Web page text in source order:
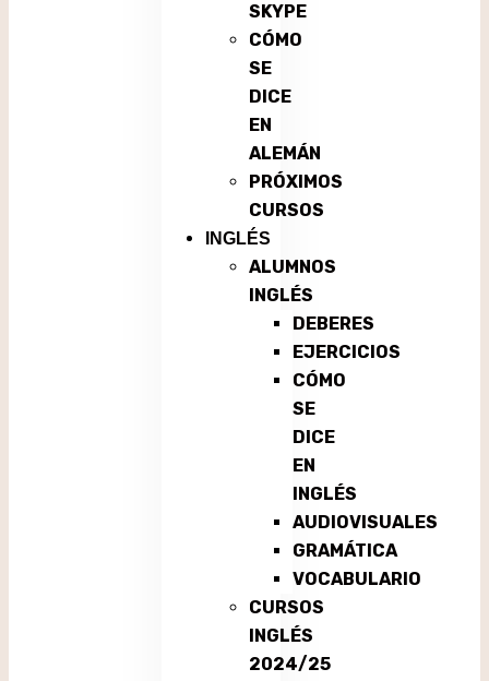
SKYPE
CÓMO
SE
DICE
EN
ALEMÁN
PRÓXIMOS
CURSOS
INGLÉS
ALUMNOS
INGLÉS
DEBERES
EJERCICIOS
CÓMO
SE
DICE
EN
INGLÉS
AUDIOVISUALES
GRAMÁTICA
VOCABULARIO
CURSOS
INGLÉS
2024/25